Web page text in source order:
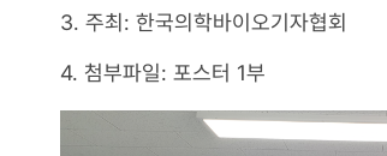
3. 주최: 한국의학바이오기자협회
4. 첨부파일: 포스터 1부